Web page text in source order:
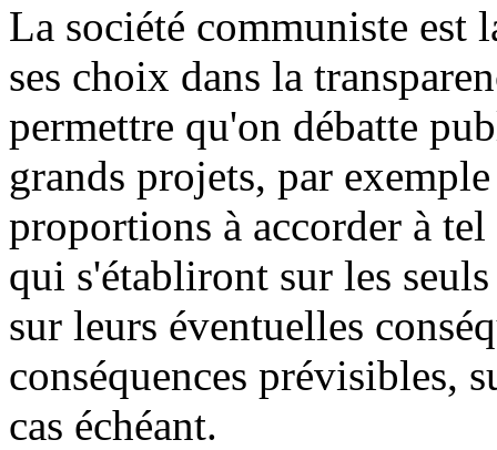
La société communiste est
ses choix dans la
permettre qu'on débatte
grands projets, par
proportions à accorder à
qui s'établiront sur les
sur leurs éventuelles
conséquences prévisibles,
cas échéant.